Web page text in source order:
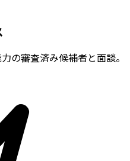
の審査済み候補者と面談。